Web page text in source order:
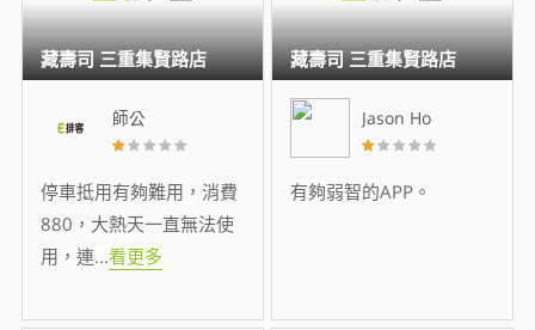
師公
停車抵用有夠難用，消費
880，大熱天一直無法使
用，連...看更多
藏壽司 三重集賢路店
Jason Ho
有夠弱智的APP。
藏壽司 三重集賢路店